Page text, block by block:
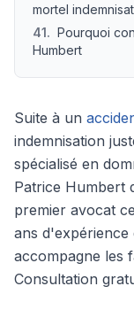
mortel
41. Pourquoi
Humbert
Suite à un
indemnisation
spécialisé en
Patrice Humbert
premier avocat
ans
accompagne les
Consultation